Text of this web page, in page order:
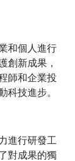
和個人進行
創新成果，
師和企業投
科技進步。
進行研發工
對成果的獨